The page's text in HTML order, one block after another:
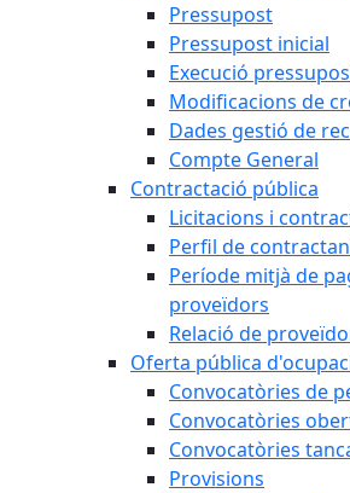
Pressupost
Pressupost inicial
Execució
Modificacions de
Dades gestió de
Compte General
Contractació pública
Licitacions i
Perfil de
Període mitjà de
proveïdors
Relació de
Oferta pública
Convocatòries de
Convocatòries
Convocatòries
Provisions